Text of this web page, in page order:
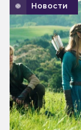
Новости